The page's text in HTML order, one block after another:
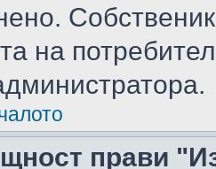
на
прави